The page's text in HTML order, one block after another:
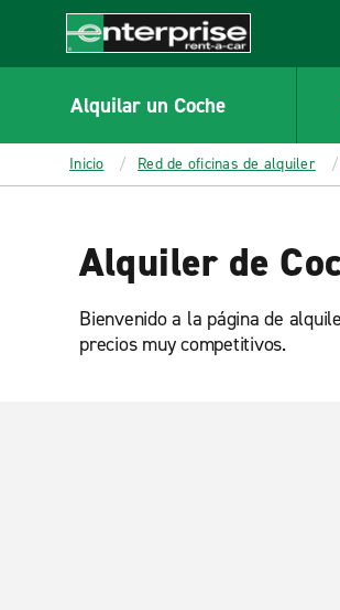
CONTENT
Enterprise
Alquilar un Coche
Inicio Red de oficinas de alquiler
Alquiler de
Bienvenido a la página de
precios muy competitivos.